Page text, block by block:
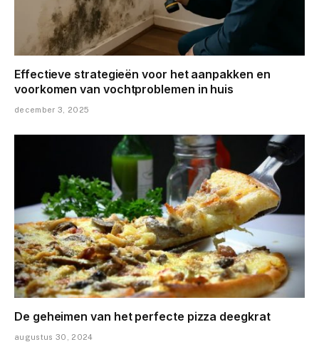
Effectieve strategieën voor het aanpakken en
voorkomen van vochtproblemen in huis
december 3, 2025
De geheimen van het perfecte pizza deegkrat
augustus 30, 2024